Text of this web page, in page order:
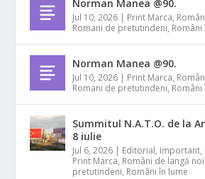
Norman Manea @90.
Jul 10, 2026 | Print Marca,
Romani de pretutindeni, Români
Norman Manea @90.
Jul 10, 2026 | Print Marca,
Romani de pretutindeni, Români
Summitul N.A.T.O. de la
8 iulie
Jul 6, 2026 | Editorial, Important,
Print Marca, Români de langă noi
pretutindeni, Români în lume